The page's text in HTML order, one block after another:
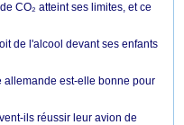
CO₂ atteint ses limites, et ce
de l'alcool devant ses enfants
allemande est-elle bonne pour
ils réussir leur avion de